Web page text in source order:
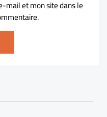
mail et mon site dans le